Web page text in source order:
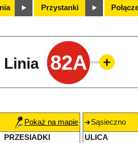
Przystanki
Linia 82A
Pokaż na mapie
PRZESIADKI
Sąsieczno
ULICA